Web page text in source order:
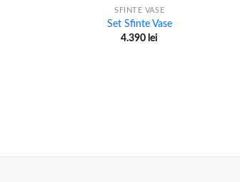
SFINTE VASE
Set Sfinte Vase
4.390 lei